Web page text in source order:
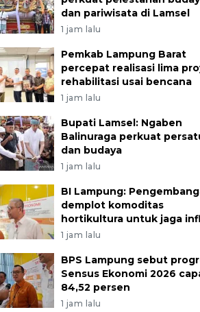
dan pariwisata di Lamsel
1 jam lalu
Pemkab Lampung Barat
percepat realisasi lima
rehabilitasi usai bencana
1 jam lalu
Bupati Lamsel: Ngaben
Balinuraga perkuat
dan budaya
1 jam lalu
BI Lampung:
demplot komoditas
hortikultura untuk jaga
1 jam lalu
BPS Lampung sebut
Sensus Ekonomi 2026
84,52 persen
1 jam lalu